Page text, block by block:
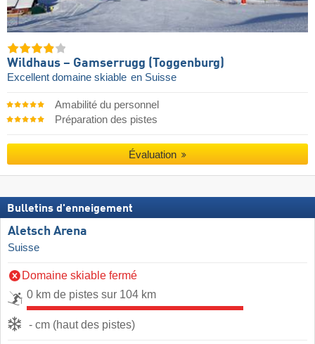
Wildhaus – Gamserrugg (Toggenburg)
Excellent domaine skiable en Suisse
Amabilité du personnel
Préparation des pistes
Évaluation
Bulletins d'enneigement
Aletsch Arena
Suisse
Domaine skiable fermé
0 km de pistes sur 104 km
- cm (haut des pistes)